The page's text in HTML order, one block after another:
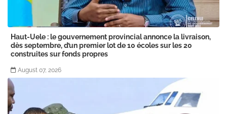
Haut-Uele : le gouvernement provincial annonce la livraison,
dès septembre, d’un premier lot de 10 écoles sur les 20
construites sur fonds propres
August 07, 2026